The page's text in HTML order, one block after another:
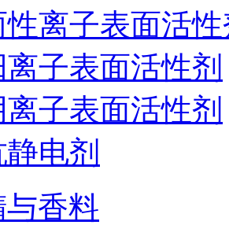
性离子表面活
离子表面活性剂
离子表面活性剂
电剂
香料